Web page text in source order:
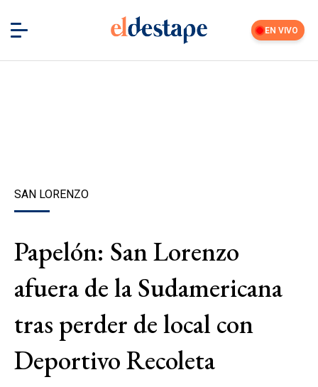
EN VIVO
SAN LORENZO
Papelón: San Lorenzo
afuera de la Sudamericana
tras perder de local con
Deportivo Recoleta